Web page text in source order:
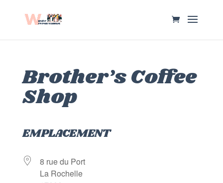
Brother’s Coffee
Shop
EMPLACEMENT
8 rue du Port
La Rochelle